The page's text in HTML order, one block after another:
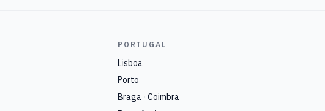
PORTUGAL
Lisboa
Porto
Braga · Coimbra